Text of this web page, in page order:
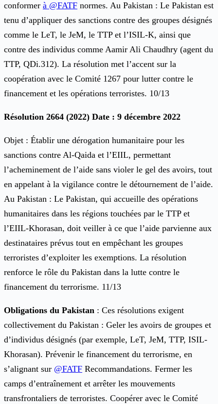
conformer à @FATF normes. Au Pakistan : Le Pakistan est
tenu d’appliquer des sanctions contre des groupes désignés
comme le LeT, le JeM, le TTP et l’ISIL-K, ainsi que
contre des individus comme Aamir Ali Chaudhry (agent du
TTP, QDi.312). La résolution met l’accent sur la
coopération avec le Comité 1267 pour lutter contre le
financement et les opérations terroristes. 10/13
Résolution 2664 (2022) Date : 9 décembre 2022
Objet : Établir une dérogation humanitaire pour les
sanctions contre Al-Qaida et l’EIIL, permettant
l’acheminement de l’aide sans violer le gel des avoirs, tout
en appelant à la vigilance contre le détournement de l’aide.
Au Pakistan : Le Pakistan, qui accueille des opérations
humanitaires dans les régions touchées par le TTP et
l’EIIL-Khorasan, doit veiller à ce que l’aide parvienne aux
destinataires prévus tout en empêchant les groupes
terroristes d’exploiter les exemptions. La résolution
renforce le rôle du Pakistan dans la lutte contre le
financement du terrorisme. 11/13
Obligations du Pakistan : Ces résolutions exigent
collectivement du Pakistan : Geler les avoirs de groupes et
d’individus désignés (par exemple, LeT, JeM, TTP, ISIL-
Khorasan). Prévenir le financement du terrorisme, en
s’alignant sur @FATF Recommandations. Fermer les
camps d’entraînement et arrêter les mouvements
transfrontaliers de terroristes. Coopérer avec le Comité